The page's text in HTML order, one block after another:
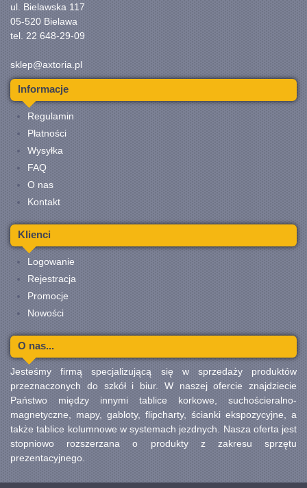
ul. Bielawska 117
05-520 Bielawa
tel. 22 648-29-09
sklep@axtoria.pl
Informacje
Regulamin
Płatności
Wysyłka
FAQ
O nas
Kontakt
Klienci
Logowanie
Rejestracja
Promocje
Nowości
O nas...
Jesteśmy firmą specjalizującą się w sprzedaży produktów
przeznaczonych do szkół i biur. W naszej ofercie znajdziecie
Państwo między innymi tablice korkowe, suchościeralno-
magnetyczne, mapy, gabloty, flipcharty, ścianki ekspozycyjne, a
także tablice kolumnowe w systemach jezdnych. Nasza oferta jest
stopniowo rozszerzana o produkty z zakresu sprzętu
prezentacyjnego.